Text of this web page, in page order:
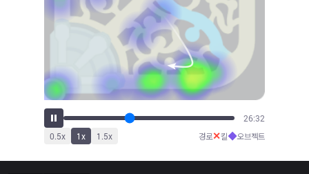
29:17
0.5x 1x 1.5x 경로✕킬◆오브젝트